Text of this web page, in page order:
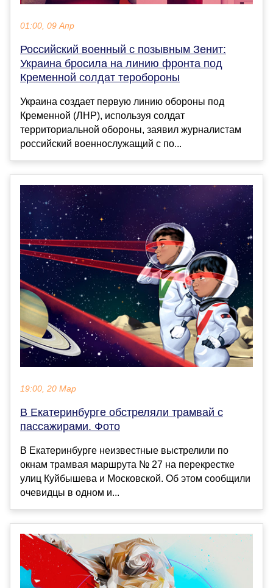
01:00, 09 Апр
Российский военный с позывным Зенит:
Украина бросила на линию фронта под
Кременной солдат теробороны
Украина создает первую линию обороны под
Кременной (ЛНР), используя солдат
территориальной обороны, заявил журналистам
российский военнослужащий с по...
19:00, 20 Мар
В Екатеринбурге обстреляли трамвай с
пассажирами. Фото
В Екатеринбурге неизвестные выстрелили по
окнам трамвая маршрута № 27 на перекрестке
улиц Куйбышева и Московской. Об этом сообщили
очевидцы в одном и...